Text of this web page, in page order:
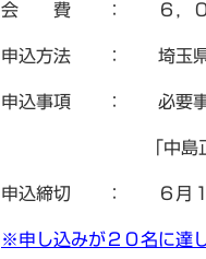
会 費 ： ６，０００
申込方法 ： 埼玉県ラ
申込事項 ： 必要事項
「中島正太氏壮行
申込締切 ： ６月１日
※申し込みが２０名に達